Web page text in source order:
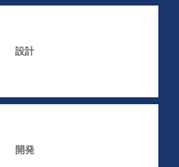
設計
開発